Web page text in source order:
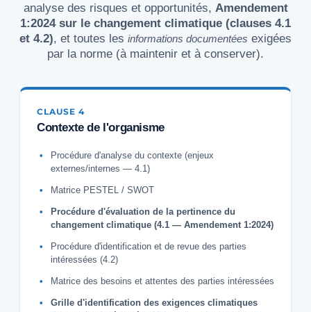
analyse des risques et opportunités, Amendement
1:2024 sur le changement climatique (clauses 4.1
et 4.2), et toutes les informations documentées exigées
par la norme (à maintenir et à conserver).
CLAUSE 4
Contexte de l'organisme
Procédure d'analyse du contexte (enjeux
externes/internes — 4.1)
Matrice PESTEL / SWOT
Procédure d'évaluation de la pertinence du
changement climatique (4.1 — Amendement 1:2024)
Procédure d'identification et de revue des parties
intéressées (4.2)
Matrice des besoins et attentes des parties intéressées
Grille d'identification des exigences climatiques